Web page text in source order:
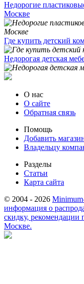
Недорогие
Москве
Где купить детский
Недорогая детская
О нас
О сайте
Обратная связь
Помощь
Добавить
Владельцу
Разделы
Статьи
Карта сайта
© 2004 - 2026
информация о
скидку, рекомендации
Москве.